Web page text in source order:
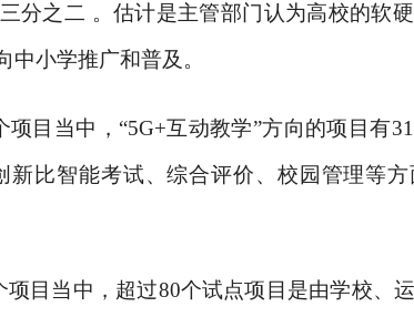
分之二 。估计是主管部门认为高校的软
小学推广和普及。
项目当中，“5G+互动教学”方向的项目有
新比智能考试、综合评价、校园管理等
项目当中，超过80个试点项目是由学校、